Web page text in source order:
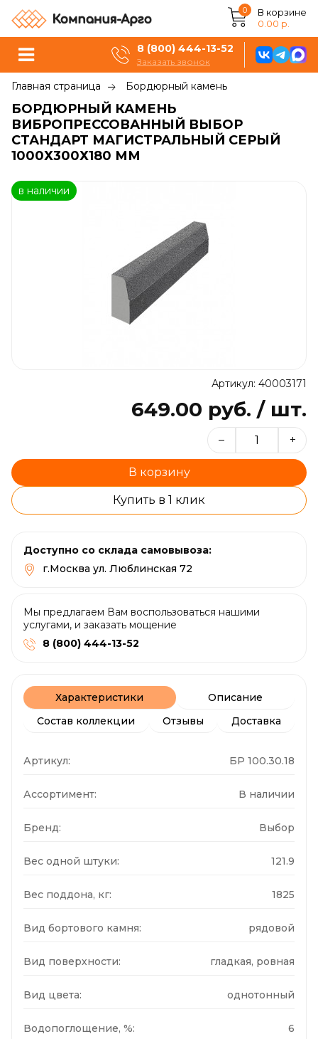
0
В корзине
0.00 р.
8 (800) 444-13-52
Заказать звонок
Главная страница Бордюрный камень
БОРДЮРНЫЙ КАМЕНЬ
ВИБРОПРЕССОВАННЫЙ ВЫБОР
СТАНДАРТ МАГИСТРАЛЬНЫЙ СЕРЫЙ
1000Х300Х180 ММ
в наличии
Артикул: 40003171
649.00 руб. / шт.
– +
В корзину
Купить в 1 клик
Доступно со склада самовывоза:
г.Москва ул. Люблинская 72
Мы предлагаем Вам воспользоваться нашими
услугами, и заказать мощение
8 (800) 444-13-52
Характеристики
Описание
Состав коллекции
Отзывы Доставка
Артикул: БР 100.30.18
Ассортимент: В наличии
Бренд: Выбор
Вес одной штуки: 121.9
Вес поддона, кг: 1825
Вид бортового камня: рядовой
Вид поверхности: гладкая, ровная
Вид цвета: однотонный
Водопоглощение, %: 6